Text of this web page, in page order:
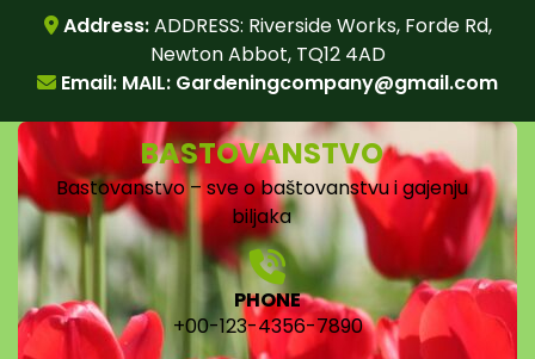
content
Address:ADDRESS: Riverside Works, Forde Rd,
Newton Abbot, TQ12 4AD
Email: MAIL: Gardeningcompany@gmail.com
BASTOVANSTVO
Bastovanstvo – sve o baštovanstvu i gajenju
biljaka
PHONE
+00-123-4356-7890